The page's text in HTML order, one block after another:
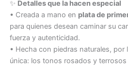
✨ Detalles que la hacen especial
• Creada a mano en plata de
para quienes desean caminar su
fuerza y autenticidad.
• Hecha con piedras naturales, por
única: los tonos rosados y